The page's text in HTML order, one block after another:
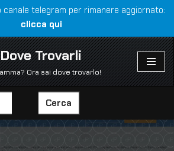
telegram per rimanere aggiornato:
clicca qui
Trovarli
Ora sai dove trovarlo!
Cerca